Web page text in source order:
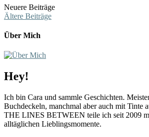
Neuere Beiträge
Ältere Beiträge
Über Mich
Hey!
Ich bin Cara und sammle Geschichten.
Buchdeckeln, manchmal aber auch mit Tinte
THE LINES BETWEEN teile ich seit 2009
alltäglichen Lieblingsmomente.